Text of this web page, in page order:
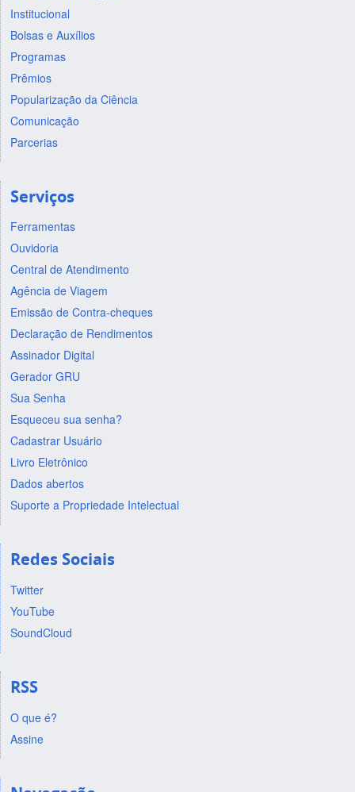
Institucional
Bolsas e Auxílios
Programas
Prêmios
Popularização da Ciência
Comunicação
Parcerias
Serviços
Ferramentas
Ouvidoria
Central de Atendimento
Agência de Viagem
Emissão de Contra-cheques
Declaração de Rendimentos
Assinador Digital
Gerador GRU
Sua Senha
Esqueceu sua senha?
Cadastrar Usuário
Livro Eletrônico
Dados abertos
Suporte a Propriedade Intelectual
Redes Sociais
Twitter
YouTube
SoundCloud
RSS
O que é?
Assine